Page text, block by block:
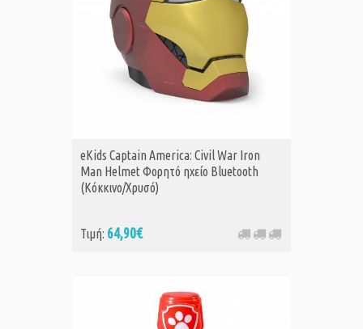
eKids Captain America: Civil War Iron
Man Helmet Φορητό ηχείο Bluetooth
(Κόκκινο/Χρυσό)
Τιμή: 64,90€